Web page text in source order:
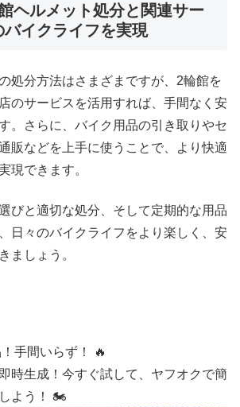
ヘルメット処分と関連サー
バイクライフを実現
処分方法はさまざまですが、2輪館を
のサービスを活用すれば、手間なく安
。さらに、バイク用品の引き取りやセ
販などを上手に使うことで、より快適
現できます。
びと適切な処分、そして定期的な用品
日々のバイクライフをより楽しく、安
ましょう。
手間いらず！ 🔥
時生成！今すぐ試して、ヤフオクで簡
よう！ 🏍️